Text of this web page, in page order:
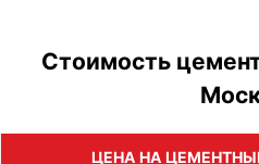
Стоимость
ЦЕНА НА